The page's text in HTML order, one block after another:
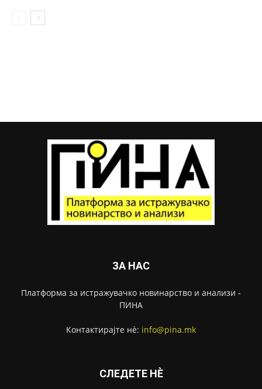
ЗА НАС
Платформа за истражувачко новинарство и анализи -
ПИНА
Контактирајте нѐ: info@pina.mk
СЛЕДЕТЕ НЀ